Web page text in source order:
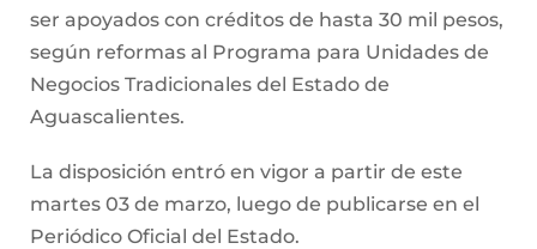
ser apoyados con créditos de hasta 30 mil pesos,
según reformas al Programa para Unidades de
Negocios Tradicionales del Estado de
Aguascalientes.
La disposición entró en vigor a partir de este
martes 03 de marzo, luego de publicarse en el
Periódico Oficial del Estado.